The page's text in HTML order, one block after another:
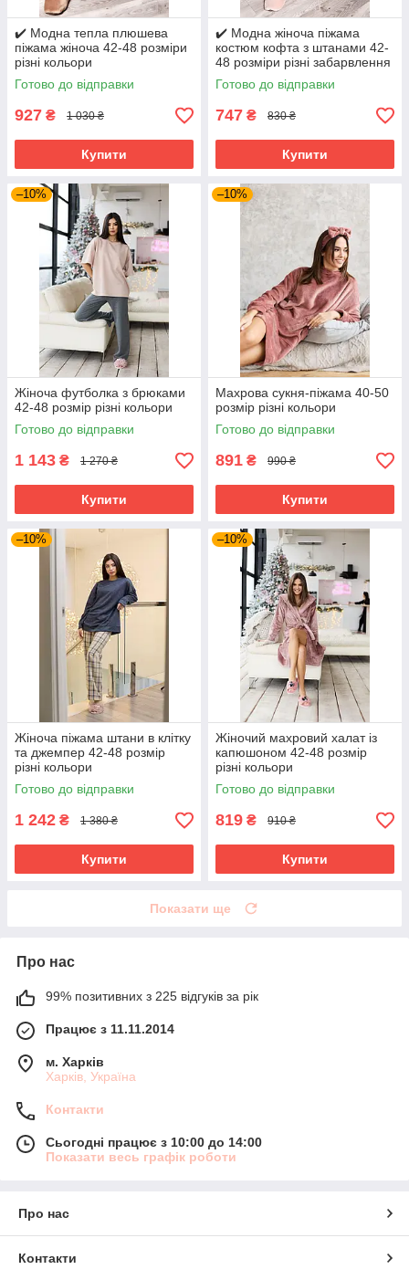
✔️ Модна тепла плюшева
піжама жіноча 42-48 розміри
різні кольори
Готово до відправки
927 ₴ 1 030 ₴
Купити
✔️ Модна жіноча піжама
костюм кофта з штанами 42-
48 розміри різні забарвлення
Готово до відправки
747 ₴ 830 ₴
Купити
–10%
Жіноча футболка з брюками
42-48 розмір різні кольори
Готово до відправки
1 143 ₴ 1 270 ₴
Купити
–10%
Махрова сукня-піжама 40-50
розмір різні кольори
Готово до відправки
891 ₴ 990 ₴
Купити
–10%
Жіноча піжама штани в клітку
та джемпер 42-48 розмір
різні кольори
Готово до відправки
1 242 ₴ 1 380 ₴
Купити
–10%
Жіночий махровий халат із
капюшоном 42-48 розмір
різні кольори
Готово до відправки
819 ₴ 910 ₴
Купити
Показати ще
Про нас
99% позитивних з 225 відгуків за рік
Працює з 11.11.2014
м. Харків
Харків, Україна
Контакти
Сьогодні працює з 10:00 до 14:00
Показати весь графік роботи
Про нас
Контакти